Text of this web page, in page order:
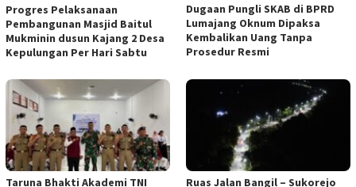
Progres Pelaksanaan
Pembangunan Masjid Baitul
Mukminin dusun Kajang 2 Desa
Kepulungan Per Hari Sabtu
Dugaan Pungli SKAB di BPRD
Lumajang Oknum Dipaksa
Kembalikan Uang Tanpa
Prosedur Resmi
Taruna Bhakti Akademi TNI
Ruas Jalan Bangil – Sukorejo